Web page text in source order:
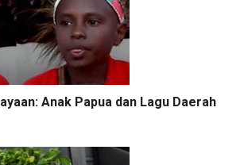
Anak Papua dan Lagu Daerah